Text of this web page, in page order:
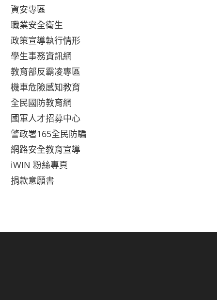
資安專區
職業安全衛生
政策宣導執行情形
學生事務資訊網
教育部反霸凌專區
機車危險感知教育
全民國防教育網
國軍人才招募中心
警政署165全民防騙
網路安全教育宣導
iWIN 粉絲專頁
捐款意願書